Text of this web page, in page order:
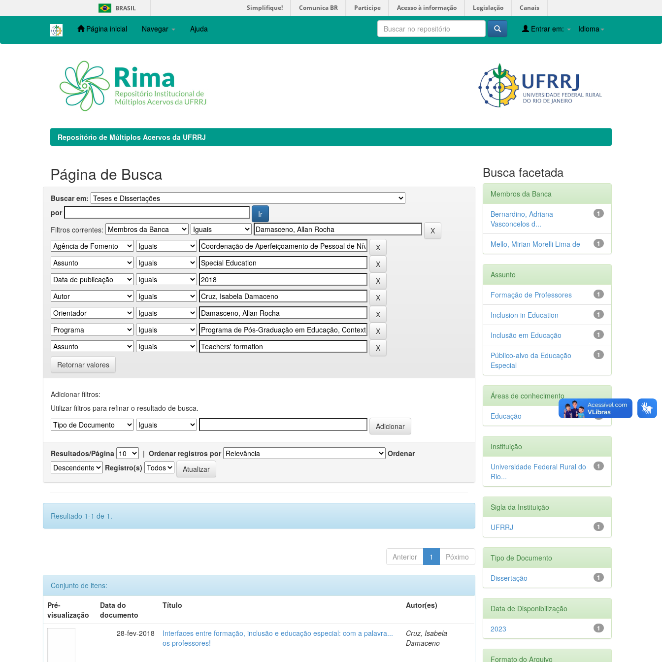
navigation
BRASIL Simplifique! Comunica BR Participe Acesso à informação Legislação Canais
Página inicial Navegar Ajuda Idioma
Entrar em:
Repositório de Múltiplos Acervos da UFRRJ
Página de Busca
Buscar em:
por
Filtros correntes:
Retornar valores
Adicionar filtros:
Utilizar filtros para refinar o resultado de busca.
Resultados/Página | Ordenar registros por
Ordenar
Registro(s)
Resultado 1-1 de 1.
Anterior 1 Póximo
Conjunto de itens:
Pré-
visualização
Data do
documento
Título Autor(es)
28-fev-2018
Interfaces entre formação, inclusão e educação especial: com a palavra...
os professores!
Cruz, Isabela
Damaceno
Busca facetada
Membros da Banca
1
Bernardino, Adriana
Vasconcelos d...
1
Mello, Mirian Morelli Lima de
Assunto
1
Formação de Professores
1
Inclusion in Education
1
Inclusão em Educação
1
Público-alvo da Educação
Especial
Áreas de conhecimento
1
Educação
Instituição
1
Universidade Federal Rural do
Rio...
Sigla da Instituição
1
UFRRJ
Tipo de Documento
1
Dissertação
Data de Disponibilização
1
2023
Formato do Arquivo